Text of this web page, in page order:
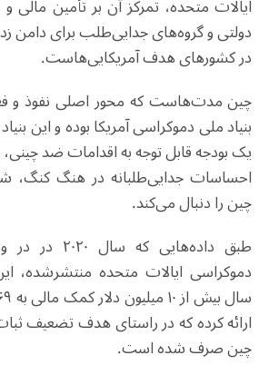
ایالات متحده، تمرکز آن بر تأمین
دولتی و گروه‌های جدایی‌طلب برای دامن
در کشورهای هدف آمریکایی‌هاست.
چین مدت‌هاست که محور اصلی نفوذ و
بنیاد ملی دموکراسی آمریکا بوده و این
یک بودجه‌ قابل توجه به اقدامات ضد
احساسات جدایی‌طلبانه در هنگ کنگ،
چین را دنبال می‌کند.
طبق
دموکراسی ایالات متحده منتشرشده،
ارائه کرده که در راستای هدف تضعیف
چین صرف شده است.